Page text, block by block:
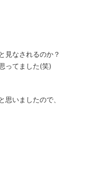
見なされるのか？
ってました(笑)
思いましたので、